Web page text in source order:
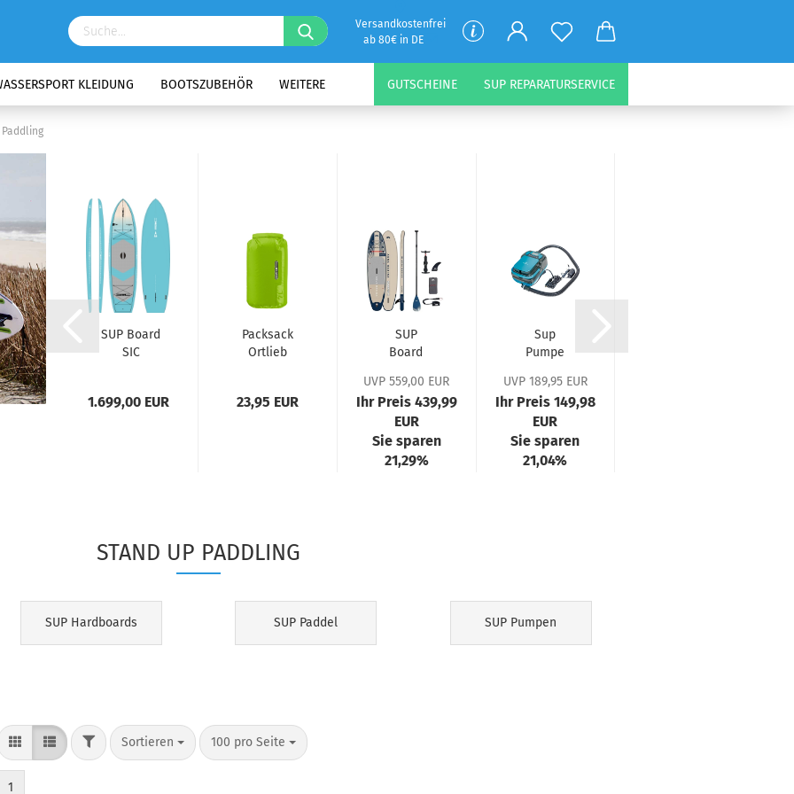
Versandkostenfrei
ab 80€ in DE
KLEIDUNG BOOTSZUBEHÖR GUTSCHEINE SUP REPARATURSERVICE
WEITERE
EUR
SUP Board
SIC
DF
1.699,00 EUR
Packsack
Ortlieb
Liter
23,95 EUR
SUP
Board
Marina
Magma
340 x 84 x
15cm...
UVP 559,00 EUR
Ihr Preis 439,99
EUR
Sie sparen
21,29%
Sup
Pumpe
SUP5 High
Pressure
12V,...
UVP 189,95 EUR
Ihr Preis 149,98
EUR
Sie sparen
21,04%
STAND UP PADDLING
SUP Hardboards SUP Paddel SUP Pumpen
Sortieren 100 pro Seite
1